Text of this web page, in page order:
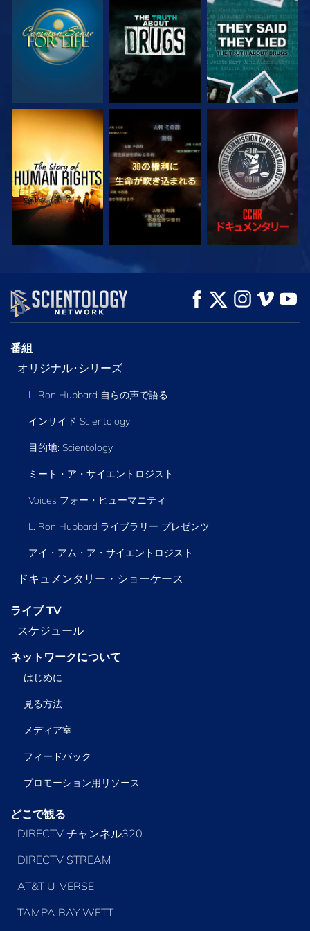
観る 観る 観る
観る 観る 観る
観る シリーズを探求
番組
オリジナル･シリーズ
L. Ron Hubbard 自らの声で語る
インサイド Scientology
目的地: Scientology
ミート・ア・サイエントロジスト
Voices フォー・ヒューマニティ
L. Ron Hubbard ライブラリー プレゼンツ
アイ・アム・ア・サイエントロジスト
ドキュメンタリー・ショーケース
ライブ TV
スケジュール
ネットワークについて
はじめに
見る方法
メディア室
フィードバック
プロモーション用リソース
どこで観る
DIRECTV チャンネル320
DIRECTV STREAM
AT&T U-VERSE
TAMPA BAY WFTT